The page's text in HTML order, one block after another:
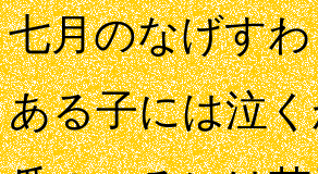
七月のなげす
ある子には泣